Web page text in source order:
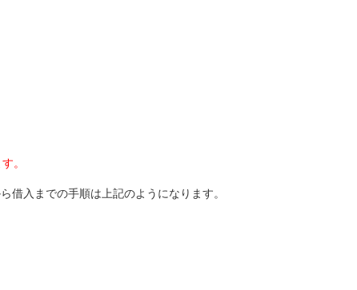
。
借入までの手順は上記のようになります。